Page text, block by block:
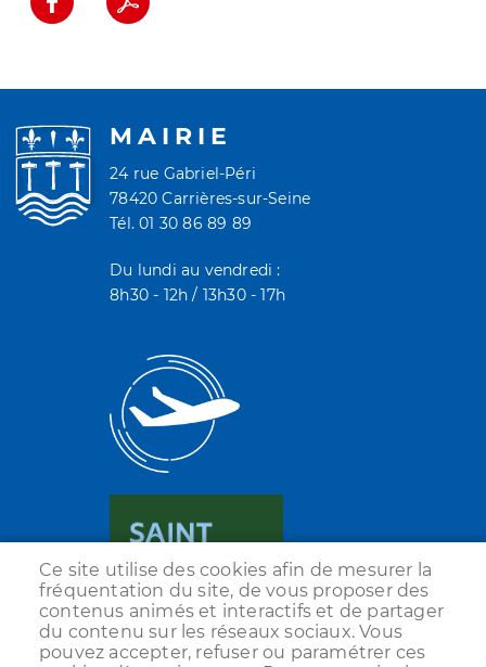
MAIRIE
24 rue Gabriel-Péri
78420 Carrières-sur-Seine
Tél. 01 30 86 89 89
Du lundi au vendredi :
8h30 - 12h / 13h30 - 17h
Ce site utilise des cookies afin de mesurer la
fréquentation du site, de vous proposer des
contenus animés et interactifs et de partager
du contenu sur les réseaux sociaux. Vous
pouvez accepter, refuser ou paramétrer ces